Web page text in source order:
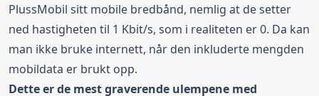
PlussMobil sitt mobile bredbånd, nemlig at de setter
ned hastigheten til 1 Kbit/s, som i realiteten er 0. Da kan
man ikke bruke internett, når den inkluderte mengden
mobildata er brukt opp.
Dette er de mest graverende ulempene med